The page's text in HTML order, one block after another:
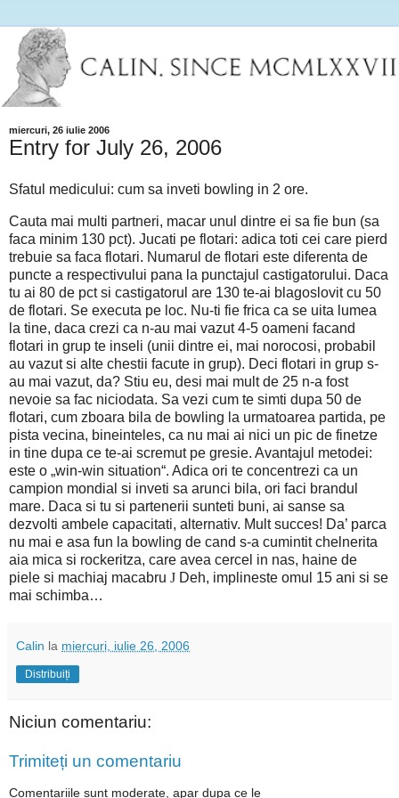
miercuri, 26 iulie 2006
Entry for July 26, 2006
Sfatul medicului: cum sa inveti bowling in 2 ore.
Cauta mai multi partneri, macar unul dintre ei sa fie bun (sa
faca minim 130 pct). Jucati pe flotari: adica toti cei care pierd
trebuie sa faca flotari. Numarul de flotari este diferenta de
puncte a respectivului pana la punctajul castigatorului. Daca
tu ai 80 de pct si castigatorul are 130 te-ai blagoslovit cu 50
de flotari. Se executa pe loc. Nu-ti fie frica ca se uita lumea
la tine, daca crezi ca n-au mai vazut 4-5 oameni facand
flotari in grup te inseli (unii dintre ei, mai norocosi, probabil
au vazut si alte chestii facute in grup). Deci flotari in grup s-
au mai vazut, da? Stiu eu, desi mai mult de 25 n-a fost
nevoie sa fac niciodata. Sa vezi cum te simti dupa 50 de
flotari, cum zboara bila de bowling la urmatoarea partida, pe
pista vecina, bineinteles, ca nu mai ai nici un pic de finetze
in tine dupa ce te-ai scremut pe gresie. Avantajul metodei:
este o „win-win situation“. Adica ori te concentrezi ca un
campion mondial si inveti sa arunci bila, ori faci brandul
mare. Daca si tu si partenerii sunteti buni, ai sanse sa
dezvolti ambele capacitati, alternativ. Mult succes! Da’ parca
nu mai e asa fun la bowling de cand s-a cumintit chelnerita
aia mica si rockeritza, care avea cercel in nas, haine de
piele si machiaj macabru J Deh, implineste omul 15 ani si se
mai schimba…
Calin la miercuri, iulie 26, 2006
Distribuiți
Niciun comentariu:
Trimiteți un comentariu
Comentariile sunt moderate, apar dupa ce le